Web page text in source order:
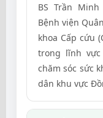
BS Trần
Bệnh viện
khoa Cấp cứu
trong lĩnh
chăm sóc sức
dân khu vực